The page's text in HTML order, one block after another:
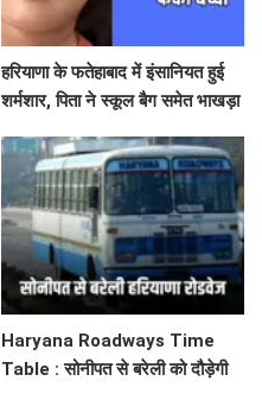
हरियाणा के फतेहाबाद में इंसानियत हुई
शर्मशार, पिता ने स्कूल बैग समेत भाखड़ा
Haryana Roadways Time
Table : सोनीपत से बरेली को दौड़ेगी